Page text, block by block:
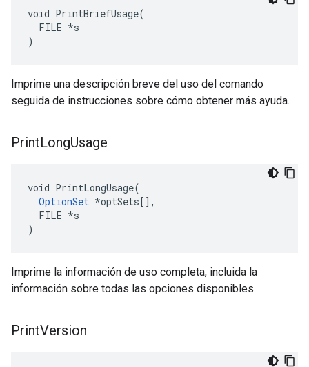
void PrintBriefUsage(
  FILE *s
)
Imprime una descripción breve del uso del comando
seguida de instrucciones sobre cómo obtener más ayuda.
PrintLongUsage
void PrintLongUsage(
OptionSet *optSets[],
  FILE *s
)
Imprime la información de uso completa, incluida la
información sobre todas las opciones disponibles.
PrintVersion